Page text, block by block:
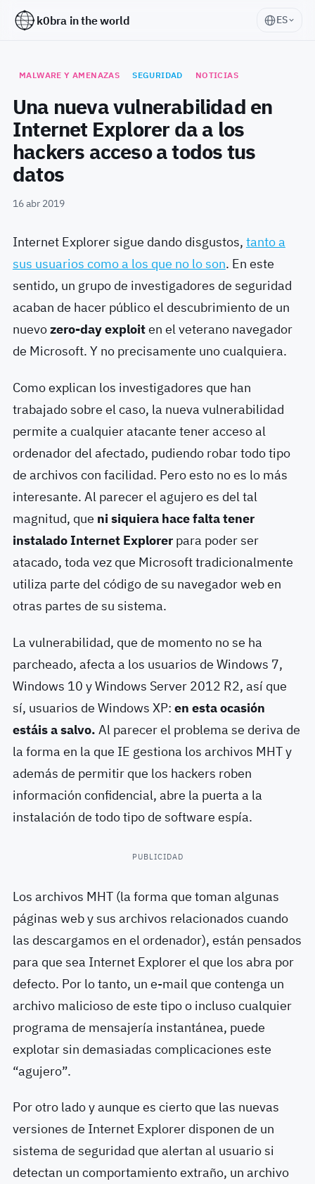
k0bra in the world ES
MALWARE Y AMENAZAS SEGURIDAD NOTICIAS
Una nueva vulnerabilidad en
Internet Explorer da a los
hackers acceso a todos tus
datos
16 abr 2019
Internet Explorer sigue dando disgustos, tanto a
sus usuarios como a los que no lo son. En este
sentido, un grupo de investigadores de seguridad
acaban de hacer público el descubrimiento de un
nuevozero-day exploiten el veterano navegador
de Microsoft. Y no precisamente uno cualquiera.
Como explican los investigadores que han
trabajado sobre el caso, la nueva vulnerabilidad
permite a cualquier atacante tener acceso al
ordenador del afectado, pudiendo robar todo tipo
de archivos con facilidad. Pero esto no es lo más
interesante. Al parecer el agujero es del tal
magnitud, que ni siquiera hace falta tener
instalado Internet Explorerpara poder ser
atacado, toda vez que Microsoft tradicionalmente
utiliza parte del código de su navegador web en
otras partes de su sistema.
La vulnerabilidad, que de momento no se ha
parcheado, afecta a los usuarios de Windows 7,
Windows 10 y Windows Server 2012 R2, así que
sí, usuarios de Windows XP: en esta ocasión
estáis a salvo. Al parecer el problema se deriva de
la forma en la que IE gestiona los archivos MHT y
además de permitir que los hackers roben
información confidencial, abre la puerta a la
instalación de todo tipo de software espía.
PUBLICIDAD
Los archivos MHT (la forma que toman algunas
páginas web y sus archivos relacionados cuando
las descargamos en el ordenador), están pensados
para que sea Internet Explorer el que los abra por
defecto. Por lo tanto, un e-mail que contenga un
archivo malicioso de este tipo o incluso cualquier
programa de mensajería instantánea, puede
explotar sin demasiadas complicaciones este
“agujero”.
Por otro lado y aunque es cierto que las nuevas
versiones de Internet Explorer disponen de un
sistema de seguridad que alertan al usuario si
detectan un comportamiento extraño, un archivo